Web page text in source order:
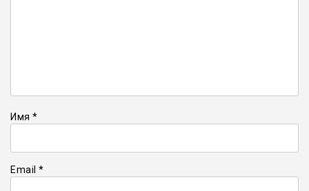
Имя *
Email *